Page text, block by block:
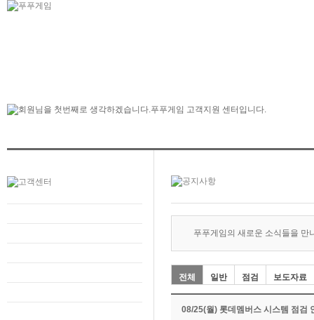
푸푸게임의 새로운 소식들을 만
전체 일반 점검 보도자료
08/25(월) 롯데멤버스 시스템 점검